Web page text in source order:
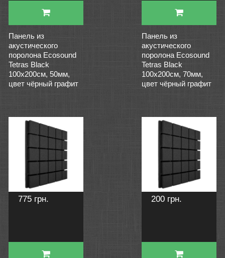
Панель из
акустического
поролона Ecosound
Tetras Black
100x200см, 50мм,
цвет чёрный графит
Панель из
акустического
поролона Ecosound
Tetras Black
100x200см, 70мм,
цвет чёрный графит
775 грн. 200 грн.